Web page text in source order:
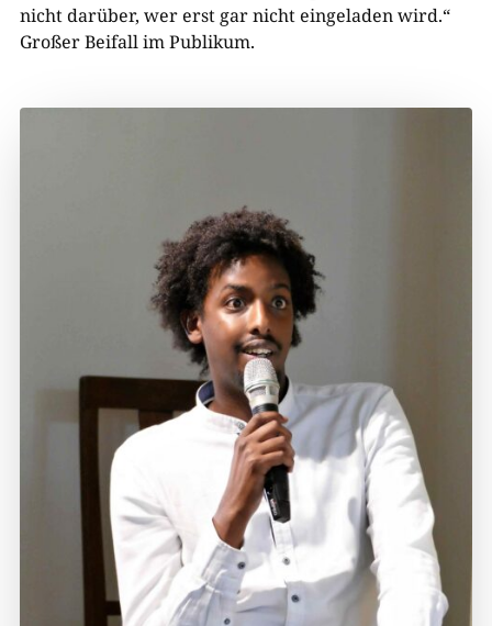
nicht darüber, wer erst gar nicht eingeladen wird.“
Großer Beifall im Publikum.